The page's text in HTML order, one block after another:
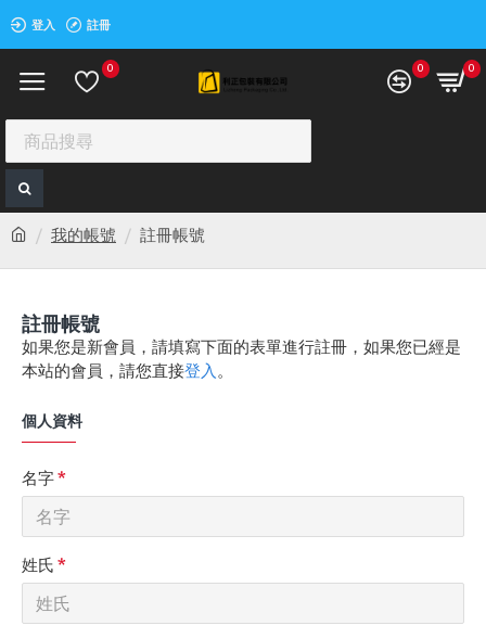
登入 註冊
0 0 0
我的帳號 註冊帳號
註冊帳號
如果您是新會員，請填寫下面的表單進行註冊，如果您已經是
本站的會員，請您直接登入 。
個人資料
名字
姓氏